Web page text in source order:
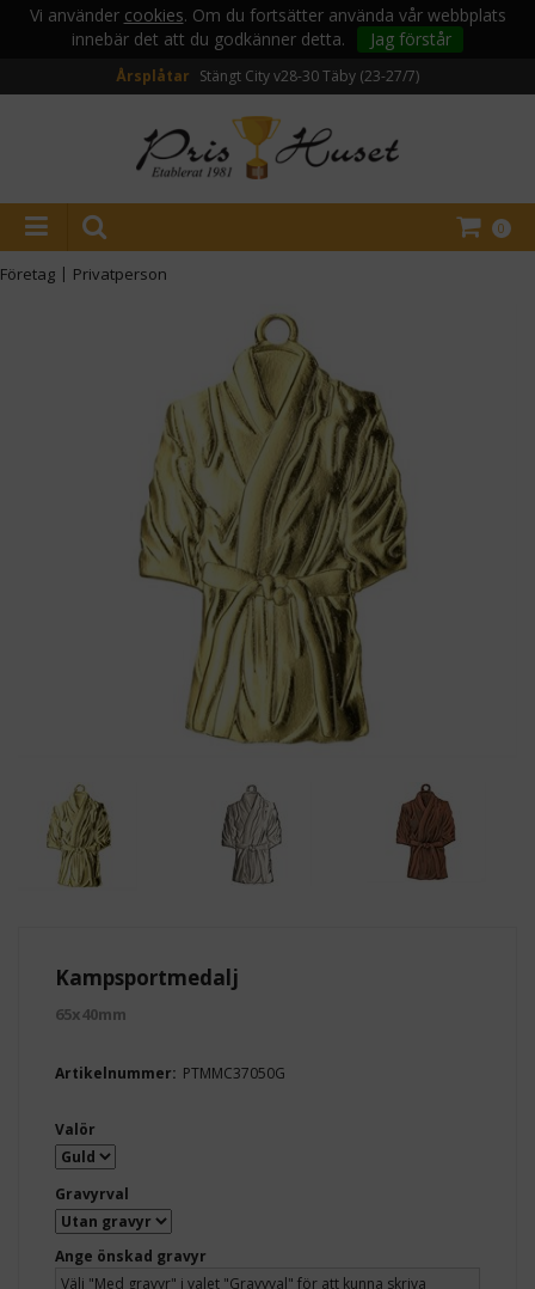
Vi använder cookies. Om du fortsätter använda vår webbplats
innebär det att du godkänner detta.
Jag förstår
Årsplåtar Stängt City v28-30Täby (23-27/7)
0
Företag | Privatperson
Kampsportmedalj
65x40mm
Artikelnummer: PTMMC37050G
Valör
Gravyrval
Ange önskad gravyr